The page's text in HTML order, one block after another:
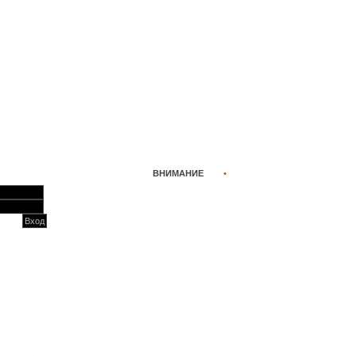
ВНИМАНИЕ •